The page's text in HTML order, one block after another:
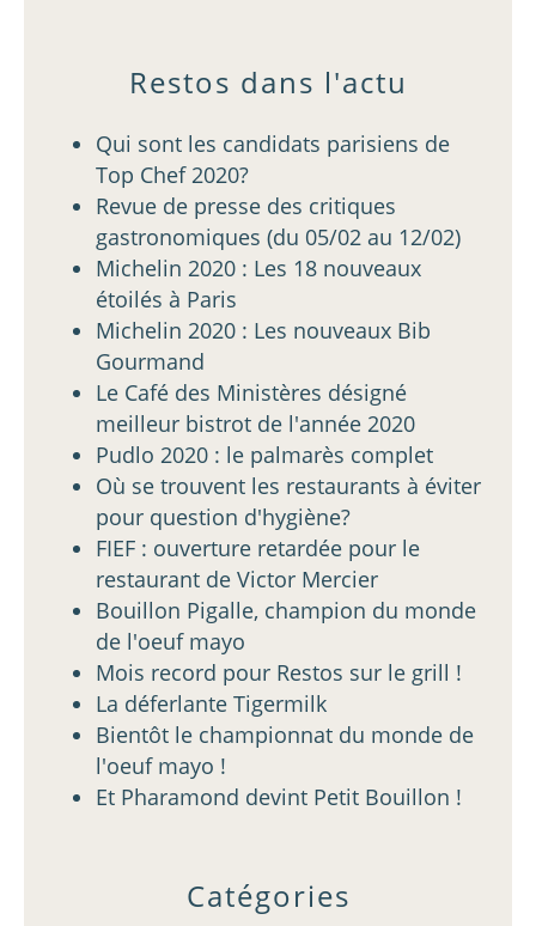
Catégories
Restos dans l'actu
Qui sont les candidats parisiens de
Top Chef 2020?
Revue de presse des critiques
gastronomiques (du 05/02 au 12/02)
Michelin 2020 : Les 18 nouveaux
étoilés à Paris
Michelin 2020 : Les nouveaux Bib
Gourmand
Le Café des Ministères désigné
meilleur bistrot de l'année 2020
Pudlo 2020 : le palmarès complet
Où se trouvent les restaurants à éviter
pour question d'hygiène?
FIEF : ouverture retardée pour le
restaurant de Victor Mercier
Bouillon Pigalle, champion du monde
de l'oeuf mayo
Mois record pour Restos sur le grill !
La déferlante Tigermilk
Bientôt le championnat du monde de
l'oeuf mayo !
Et Pharamond devint Petit Bouillon !